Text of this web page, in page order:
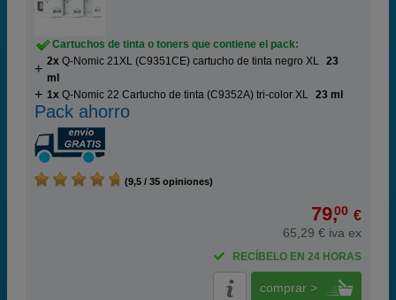
Cartuchos de tinta o toners que contiene el pack:
2x Q-Nomic 21XL (C9351CE) cartucho de tinta negro XL 23
ml
1x Q-Nomic 22 Cartucho de tinta (C9352A) tri-color XL 23 ml
Pack ahorro
(9,5 / 35 opiniones)
79,00 €
65,29 € iva ex
RECÍBELO EN 24 HORAS
comprar >